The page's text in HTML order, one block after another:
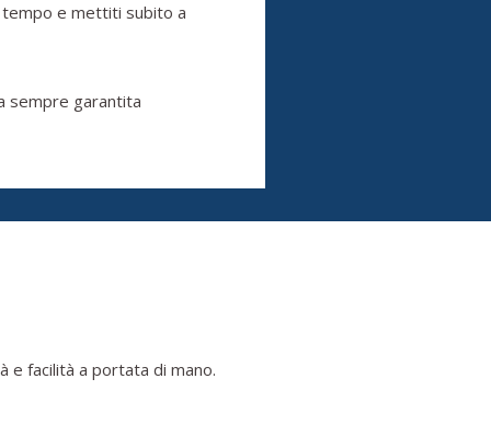
tempo e mettiti subito a
sempre garantita
e facilità a portata di mano.